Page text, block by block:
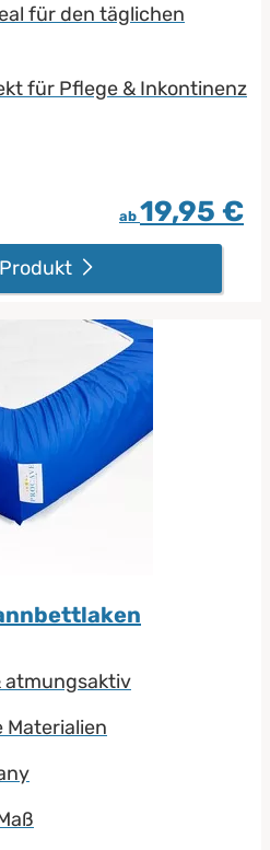
für den täglichen
für Pflege & Inkontinenz
ab 19,95 €
atmungsaktiv
Materialien